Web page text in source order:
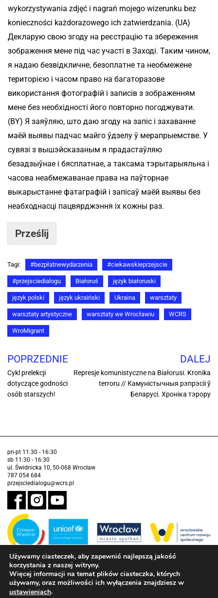
wykorzystywania zdjęć i nagrań mojego wizerunku bez
konieczności każdorazowego ich zatwierdzania. (UA)
Декларую свою згоду на реєстрацію та збереження
зображення мене під час участі в Заході. Таким чином,
я надаю безвідкличне, безоплатне та необмежене
територією і часом право на багаторазове
використання фотографій і записів з зображенням
мене без необхідності його повторно погоджувати.
(BY) Я заяўляю, што даю згоду на запіс і захаванне
маёй выявы падчас майго ўдзелу ў мерапрыемстве. У
сувязі з вышэйсказаным я прадастаўляю
безадзыўнае і бясплатнае, а таксама тэрытарыяльна і
часова неабмежаванае права на паўторнае
выкарыстанне фатаграфій і запісаў маёй выявы без
неабходнасці пацвярджэння іх кожны раз.
Prześlij
Tagi: #bezpłatnewydarzenia #ciekawskieprzejscie
#przejsciedialogu Białoruś język białoruski
język polski język ukraiński Ukraina warsztaty
warsztaty artystyczne warsztaty we Wrocławiu WCRS
WroMigrant
POPRZEDNIE
Cykl prelekcji
dotyczące godności
osób starszych!
DALEJ
Represje komunistyczne na Białorusi. Kronika
terroru // Камуністычныя рэпрэсіі ў
Беларусі. Хроніка тэрору
pn-pt 11:30 - 16:30
sb 11:30 - 16:30
ul. Świdnicka 10, 50-068 Wrocław
787 054 684
przejsciedialogu@wcrs.pl
Zadanie realizowane ze środków Gminy Wrocław w partnerstwie z
Funduszem Narodów Zjednoczonych na Rzecz Dzieci (UNICEF)
Deklaracja dostępności
Używamy ciasteczek, aby zapewnić najlepszą jakość
korzystania z naszej witryny.
Więcej informacji na temat plików ciasteczka, których
używamy, oraz możliwości ich wyłączenia znajdziesz w
ustawieniach.